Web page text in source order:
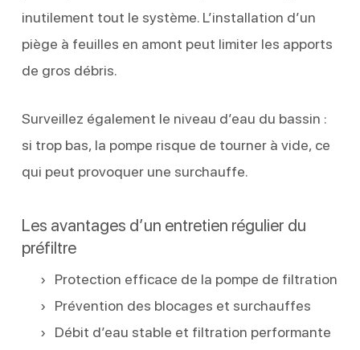
inutilement tout le système. L’installation d’un
piège à feuilles en amont peut limiter les apports
de gros débris.
Surveillez également le niveau d’eau du bassin :
si trop bas, la pompe risque de tourner à vide, ce
qui peut provoquer une surchauffe.
Les avantages d’un entretien régulier du
préfiltre
Protection efficace de la pompe de filtration
Prévention des blocages et surchauffes
Débit d’eau stable et filtration performante